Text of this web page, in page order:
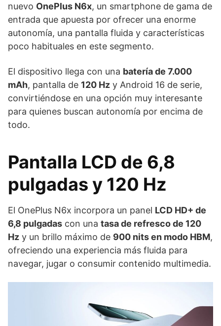
nuevo OnePlus N6x, un smartphone de gama de
entrada que apuesta por ofrecer una enorme
autonomía, una pantalla fluida y características
poco habituales en este segmento.
El dispositivo llega con una batería de 7.000
mAh, pantalla de 120 Hz y Android 16 de serie,
convirtiéndose en una opción muy interesante
para quienes buscan autonomía por encima de
todo.
Pantalla LCD de 6,8
pulgadas y 120 Hz
El OnePlus N6x incorpora un panel LCD HD+ de
6,8 pulgadas con una tasa de refresco de 120
Hz y un brillo máximo de 900 nits en modo HBM,
ofreciendo una experiencia más fluida para
navegar, jugar o consumir contenido multimedia.